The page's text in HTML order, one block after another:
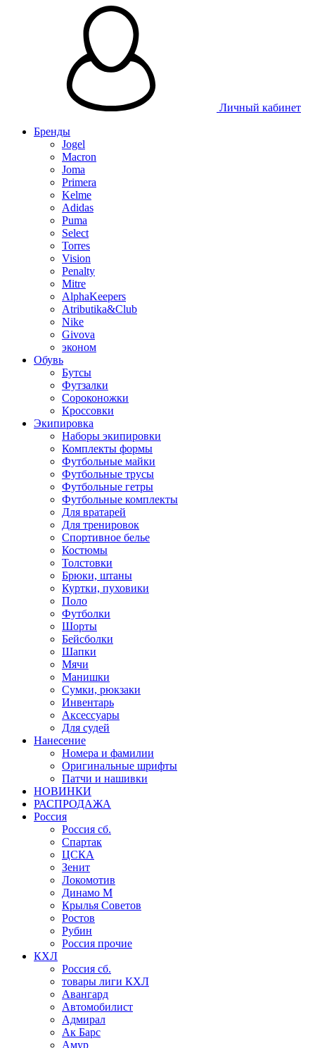
Личный кабинет
Бренды
Jogel
Macron
Joma
Primera
Kelme
Adidas
Puma
Select
Torres
Vision
Penalty
Mitre
AlphaKeepers
Atributika&Club
Nike
Givova
эконом
Обувь
Бутсы
Футзалки
Сороконожки
Кроссовки
Экипировка
Наборы экипировки
Комплекты формы
Футбольные майки
Футбольные трусы
Футбольные гетры
Футбольные комплекты
Для вратарей
Для тренировок
Спортивное белье
Костюмы
Толстовки
Брюки, штаны
Куртки, пуховики
Поло
Футболки
Шорты
Бейсболки
Шапки
Мячи
Манишки
Сумки, рюкзаки
Инвентарь
Аксессуары
Для судей
Нанесение
Номера и фамилии
Оригинальные шрифты
Патчи и нашивки
НОВИНКИ
РАСПРОДАЖА
Россия
Россия сб.
Спартак
ЦСКА
Зенит
Локомотив
Динамо М
Крылья Советов
Ростов
Рубин
Россия прочие
КХЛ
Россия сб.
товары лиги КХЛ
Авангард
Автомобилист
Адмирал
Ак Барс
Амур
Таблица размеров